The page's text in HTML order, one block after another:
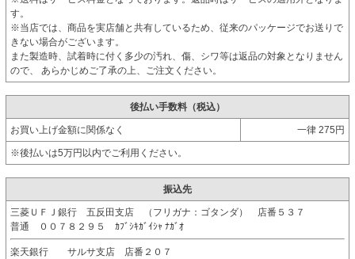
す。
※当店では、商品を実店舗と共有しているため、従来のパッケージでお送りで
きない場合がございます。
また製造時、試着時に付く多少の汚れ、傷、シワ等は返品の対象となりません
ので、 あらかじめご了承の上、ご注文ください。
後払い手数料（税込）
お買い上げ金額に関係なく 一律 275円
※後払いは5万円以内でご利用ください。
振込先
三菱ＵＦＪ銀行 五反田支店 （フリガナ：ゴタンダ） 店番５３７
普通 ００７８２９５ ｶﾌﾞｼｷｶﾞｲｼｬ ﾅｶﾞｵ
楽天銀行 サルサ支店 店番２０７